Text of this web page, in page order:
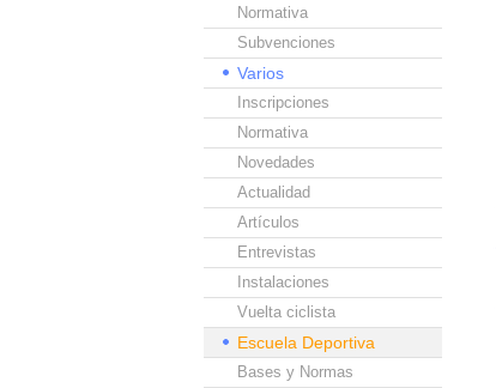
Normativa
Subvenciones
Varios
Inscripciones
Normativa
Novedades
Actualidad
Artículos
Entrevistas
Instalaciones
Vuelta ciclista
Escuela Deportiva
Bases y Normas